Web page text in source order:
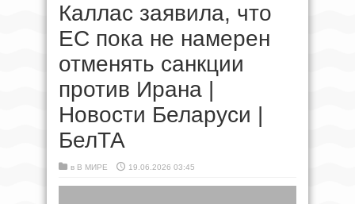
Каллас заявила, что
ЕС пока не намерен
отменять санкции
против Ирана |
Новости Беларуси |
БелТА
в В МИРЕ 19.06.2026 03:45